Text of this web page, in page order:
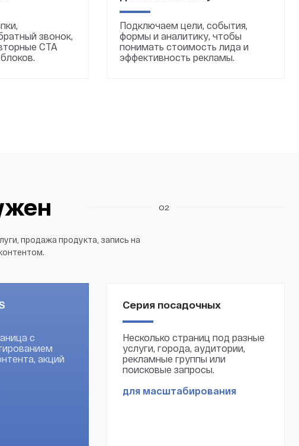
звонок,
CTA
Подключаем цели, события,
формы и аналитику, чтобы
понимать стоимость лида и
эффективность рекламы.
02
продажа продукта, запись на
с
акций
Серия посадочных
Несколько страниц под разные
услуги, города, аудитории,
рекламные группы или
поисковые запросы.
для масштабирования